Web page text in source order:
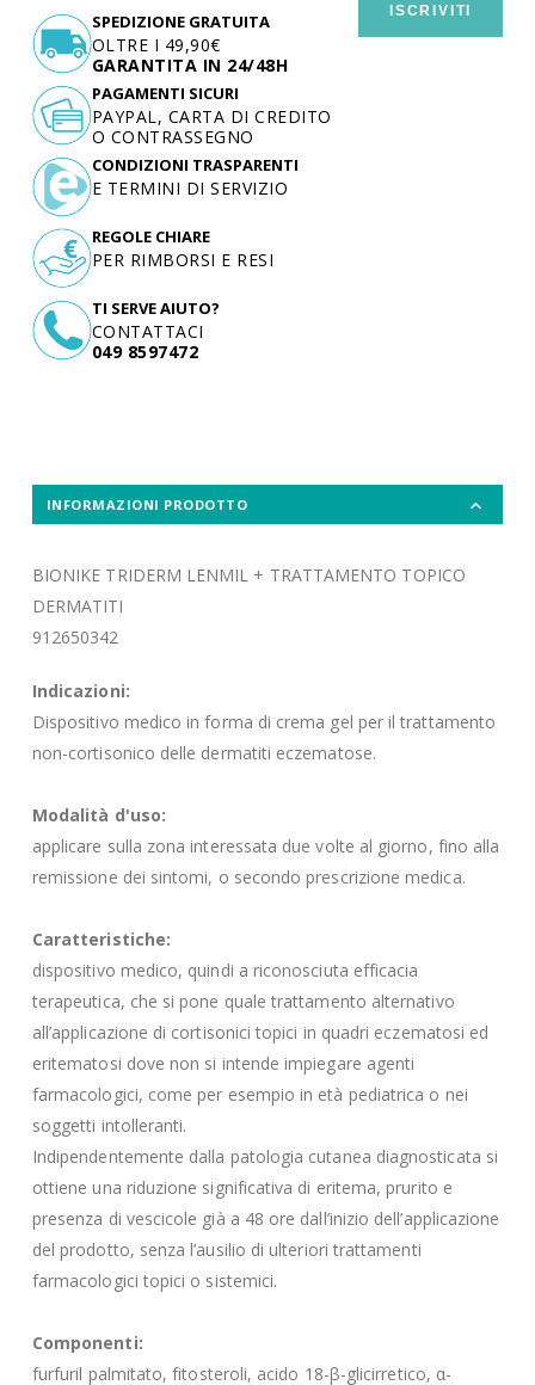
ISCRIVITI
SPEDIZIONE GRATUITA
OLTRE I 49,90€
GARANTITA IN 24/48H
TI SERVE AIUTO?
CONTATTACI
049 8597472
PAGAMENTI SICURI
PAYPAL, CARTA DI CREDITO
O CONTRASSEGNO
CONDIZIONI TRASPARENTI
E TERMINI DI SERVIZIO
REGOLE CHIARE
PER RIMBORSI E RESI
INFORMAZIONI PRODOTTO
BIONIKE TRIDERM LENMIL + TRATTAMENTO TOPICO
DERMATITI
912650342
Indicazioni:
Dispositivo medico in forma di crema gel per il trattamento
non-cortisonico delle dermatiti eczematose.
Modalità d'uso:
applicare sulla zona interessata due volte al giorno, fino alla
remissione dei sintomi, o secondo prescrizione medica.
Caratteristiche:
dispositivo medico, quindi a riconosciuta efficacia
terapeutica, che si pone quale trattamento alternativo
all’applicazione di cortisonici topici in quadri eczematosi ed
eritematosi dove non si intende impiegare agenti
farmacologici, come per esempio in età pediatrica o nei
soggetti intolleranti.
Indipendentemente dalla patologia cutanea diagnosticata si
ottiene una riduzione significativa di eritema, prurito e
presenza di vescicole già a 48 ore dall’inizio dell’applicazione
del prodotto, senza l’ausilio di ulteriori trattamenti
farmacologici topici o sistemici.
Componenti:
furfuril palmitato, fitosteroli, acido 18-β-glicirretico, α-